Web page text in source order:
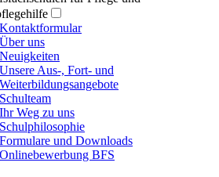
Kontaktformular
Über uns
Neuigkeiten
Unsere Aus-, Fort- und
Weiterbildungsangebote
Schulteam
Ihr Weg zu uns
Schulphilosophie
Formulare und Downloads
Onlinebewerbung BFS